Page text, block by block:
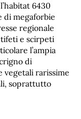
6430
di megaforbie
regionale
e scirpeti
l’ampia
di
vegetali rarissime
soprattutto